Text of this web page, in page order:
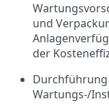
und
der
Durchführung
Wartungs-/